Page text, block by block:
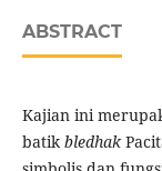
ABSTRACT
Kajian ini
batikbledhak